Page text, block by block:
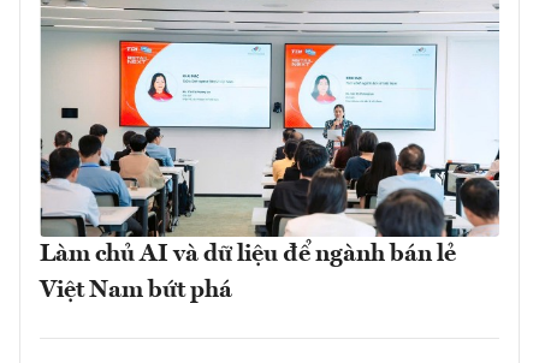
Làm chủ AI và dữ liệu để ngành bán lẻ
Việt Nam bứt phá